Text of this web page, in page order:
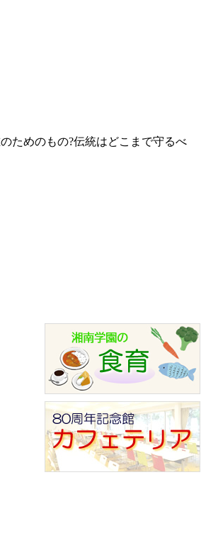
ためのもの?伝統はどこまで守るべ